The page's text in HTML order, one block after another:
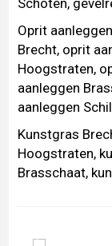
Schoten,
Oprit
Brecht, oprit
Hoogstraten,
aanleggen
aanleggen
Kunstgras
Hoogstraten,
Brasschaat,